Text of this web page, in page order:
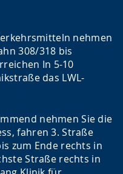
nehmen
308/318 bis
In 5-10
das LWL-
nehmen Sie die
fahren 3. Straße
zum Ende rechts in
Straße rechts in